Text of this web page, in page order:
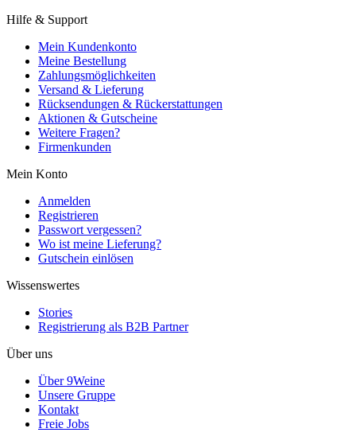
Hilfe & Support
Mein Kundenkonto
Meine Bestellung
Zahlungsmöglichkeiten
Versand & Lieferung
Rücksendungen & Rückerstattungen
Aktionen & Gutscheine
Weitere Fragen?
Firmenkunden
Mein Konto
Anmelden
Registrieren
Passwort vergessen?
Wo ist meine Lieferung?
Gutschein einlösen
Wissenswertes
Stories
Registrierung als B2B Partner
Über uns
Über 9Weine
Unsere Gruppe
Kontakt
Freie Jobs